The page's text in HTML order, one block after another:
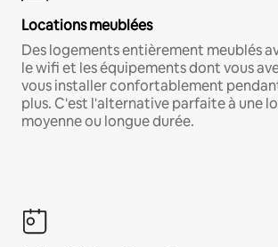
Locations meublées
Des logements entièrement meublés
le wifi et les équipements dont vous
vous installer confortablement
plus. C'est l'alternative parfaite à une
moyenne ou longue durée.